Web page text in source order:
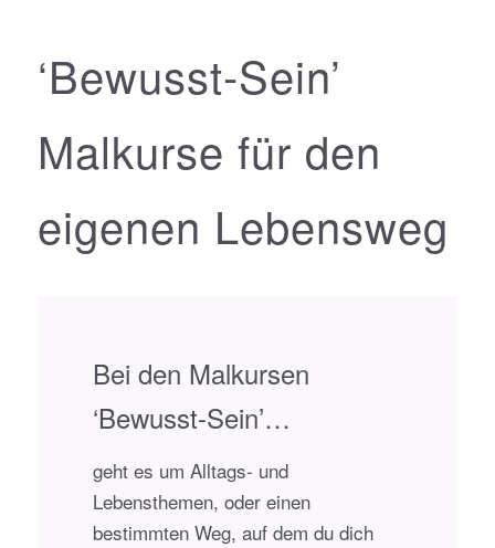
‘Bewusst-Sein’
Malkurse für den
eigenen Lebensweg
Bei den Malkursen
‘Bewusst-Sein’…
geht es um Alltags- und
Lebensthemen, oder einen
bestimmten Weg, auf dem du dich